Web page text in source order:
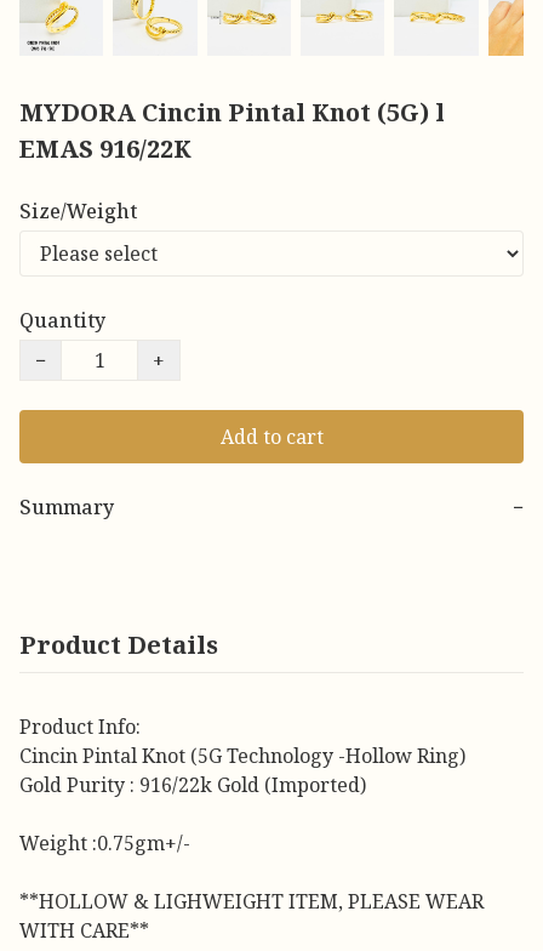
MYDORA Cincin Pintal Knot (5G) l
EMAS 916/22K
Size/Weight
Quantity
−
+
Add to cart
Summary −
Product Details
Product Info:
Cincin Pintal Knot (5G Technology -Hollow Ring)
Gold Purity : 916/22k Gold (Imported)
Weight :0.75gm+/-
**HOLLOW & LIGHWEIGHT ITEM, PLEASE WEAR
WITH CARE**